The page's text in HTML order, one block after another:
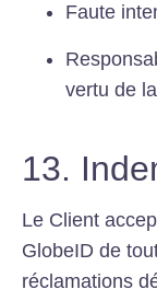
Faute
vertu de
13.
Le Client
GlobeID de
réclamations